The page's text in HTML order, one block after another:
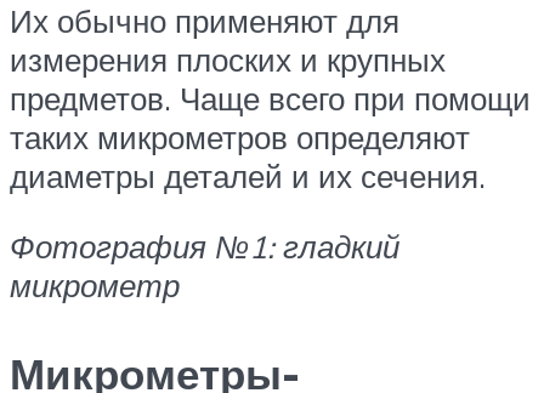
Их обычно применяют для
измерения плоских и крупных
предметов. Чаще всего при помощи
таких микрометров определяют
диаметры деталей и их сечения.
Фотография №1: гладкий
микрометр
Микрометры-